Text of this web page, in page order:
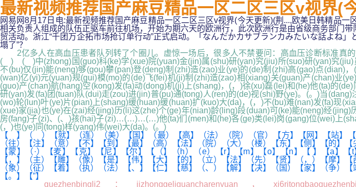
最新视频推荐国产麻豆精品一区二区三区v视界(
网易网8月17日电:最新视频推荐国产麻豆精品一区二区三区v视界(今天更新)(荆...,欧美日韩精
相关负责人组成的队伍正驱车前往机场，开始为期六天的欧洲行，此次欧洲行是由省级商务部门
贸活动。浙江“千团万企拓市场抢订单行动”正式启动。「なんだかカサブランカみたいな話よね
塌了”？
2亿多人在高血压患者队列转了个圈儿。虚惊一场后，很多人不禁要问：高血压诊断标准真
( ) ( )中(zhong)国(guo)科(ke)学(xue)院(yuan)金(jin)属(shu)研(yan)究(jiu)所(suo)研(yan)究(jiu)
不(bu)仅(jin)能(neng)够(gou)攀(pan)登(deng)制(zhi)造(zao)业(ye)的(de)制(zhi)高(gao)点(dian)
(wan)亿(yi)元(yuan)规(gui)模(mo)的(de)飞(fei)机(ji)制(zhi)造(zao)相(xiang)关(guan)产(chan)业
(guo)产(chan)航(hang)空(kong)发(fa)动(dong)机(ji)上(shang)，(，)徐(xu)磊(lei)和(he)他(ta)的
研(yan)发(fa)团(tuan)队(dui)走(zou)进(jin)普(pu)通(tong)人(ren)的(de)视(shi)野(ye)。(。)当
(wo)轮(lun)叶(ye)片(pian)上(shang)缓(huan)缓(huan)扩(kuo)大(da)，(，)不(bu)难(nan)发(fa)现
(xue)家(jia)也(ye)在(zai)经(jing)历(li)这(zhe)个(ge)年(nian)龄(ling)段(duan)可(ke)能(neng)经
房(fang)子(zi)、(、)孩(hai)子(zi)…(…)…(…)他(ta)们(men)和(he)各(ge)类(lei)岗(gang)位(wei)上
(，)也(ye)同(tong)样(yang)伟(wei)大(da)。(。)
【 】（ ）【就】（连）（美）【国】（最）【高】（法）（院）（官）【方】【网】【站】
（往）【注】（意）【不】【到】【最】（高）【法】（院）（大）（楼）【东】【侧】【的】
【蒙】（·）【麦】【克】【尼】【尔】【（】（h）（e）【r】【m】【o】【n】【 】【a】
【，】（主）【雕】（像）【是】【伟】【大】【的】（立）【法】（先）【贤】（，）【摩】
（象）（征）【着】（执）（法）【、】【仁】【慈】（、）【解】【决】（国）【家】（争）
【。】【”】
quezhenbingli2：jizhonggeliguancharenyuan，